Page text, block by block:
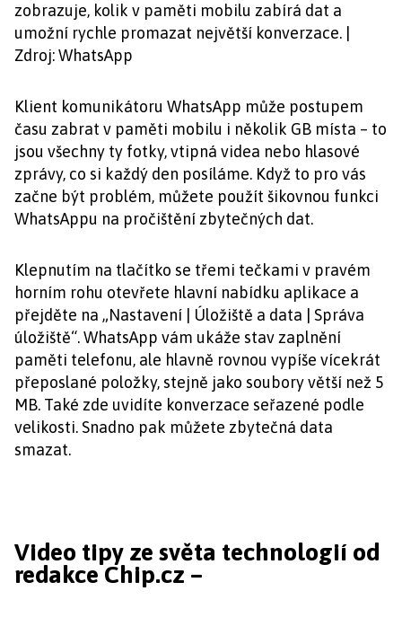
zobrazuje, kolik v paměti mobilu zabírá dat a
umožní rychle promazat největší konverzace. |
Zdroj: WhatsApp
Klient komunikátoru WhatsApp může postupem
času zabrat v paměti mobilu i několik GB místa – to
jsou všechny ty fotky, vtipná videa nebo hlasové
zprávy, co si každý den posíláme. Když to pro vás
začne být problém, můžete použít šikovnou funkci
WhatsAppu na pročištění zbytečných dat.
Klepnutím na tlačítko se třemi tečkami v pravém
horním rohu otevřete hlavní nabídku aplikace a
přejděte na „Nastavení | Úložiště a data | Správa
úložiště“. WhatsApp vám ukáže stav zaplnění
paměti telefonu, ale hlavně rovnou vypíše vícekrát
přeposlané položky, stejně jako soubory větší než 5
MB. Také zde uvidíte konverzace seřazené podle
velikosti. Snadno pak můžete zbytečná data
smazat.
Video tipy ze světa technologií od
redakce Chip.cz –